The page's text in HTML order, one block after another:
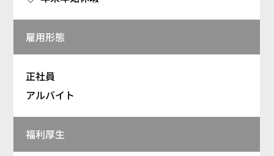
雇用形態
正社員
アルバイト
福利厚生